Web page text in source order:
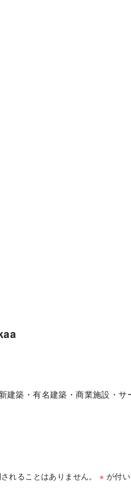
建築・有名建築・商業施設・
れることはありません。 ※ が付